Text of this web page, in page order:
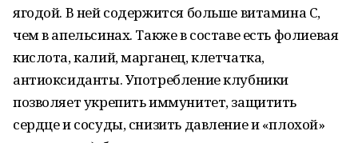
ягодой. В ней содержится больше витамина С,
чем в апельсинах. Также в составе есть фолиевая
кислота, калий, марганец, клетчатка,
антиоксиданты. Употребление клубники
позволяет укрепить иммунитет, защитить
сердце и сосуды, снизить давление и «плохой»